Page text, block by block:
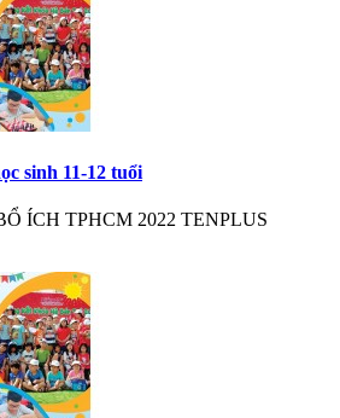
sinh 11-12 tuổi
ÍCH TPHCM 2022 TENPLUS